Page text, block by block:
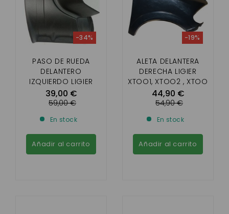
PASO DE RUEDA
DELANTERO
IZQUIERDO LIGIER
XTOO1 XTOO2 XTOO
MAX
39,00 €
-34%
59,00 €
En stock
Añadir al carrito
ALETA DELANTERA
DERECHA LIGIER
XTOO1, XTOO2 , XTOO
MAX
44,90 €
-19%
54,90 €
En stock
Añadir al carrito